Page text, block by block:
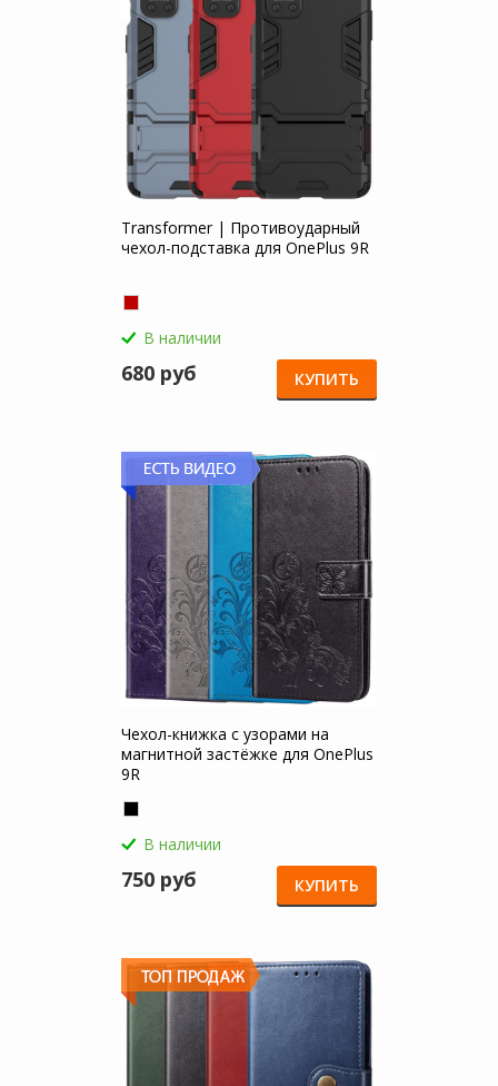
Transformer | Противоударный
чехол-подставка для OnePlus 9R
В наличии
680 руб КУПИТЬ
Чехол-книжка с узорами на
магнитной застёжке для OnePlus
9R
В наличии
750 руб КУПИТЬ